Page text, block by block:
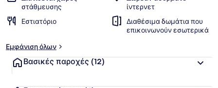
στάθμευσης
ίντερνετ
Εστιατόριο
Διαθέσιμα δωμάτια που
επικοινωνούν εσωτερικά
Εμφάνιση όλων
Βασικές παροχές (12)